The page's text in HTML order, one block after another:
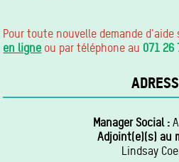
Pour toute nouvelle demande d'aide
en ligne ou par téléphone au 071 26
Manager Social :
Adjoint(e)(s) au
Lindsay